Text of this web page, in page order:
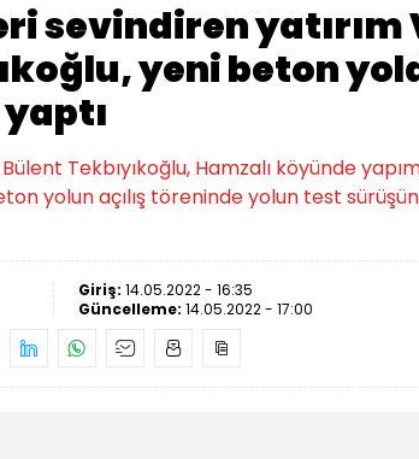
sevindiren yatırım
yeni beton
Bülent Tekbıyıkoğlu, Hamzalı köyünde
yolun açılış töreninde yolun test
Giriş: 14.05.2022 - 16:35
Güncelleme: 14.05.2022 - 17:00